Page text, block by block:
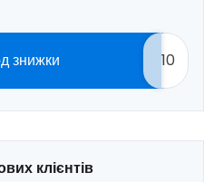
знижки 10
клієнтів